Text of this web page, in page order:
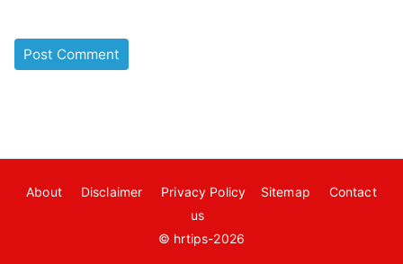
About Disclaimer Privacy Policy Sitemap
Contact
us
© hrtips-2026